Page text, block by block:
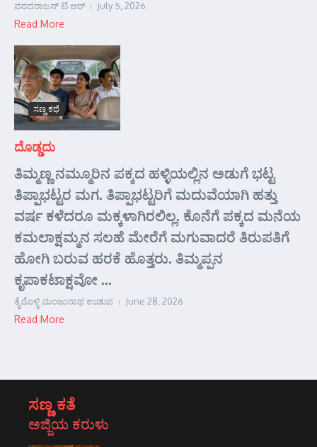
ವರದರಾಜನ್ ಟಿ ಆರ್ July 5, 2026
Read More
ಸಣ್ಣ ಕಥೆ
ದೊಡ್ಡದು
ತಿಮ್ಮಣ್ಣ ನಮ್ಮೂರಿನ ಪಕ್ಕದ ಹಳ್ಳಿಯಲ್ಲಿನ ಅಡುಗೆ ಭಟ್ಟ
ತಿಪ್ಪಾಭಟ್ಟರ ಮಗ. ತಿಪ್ಪಾಭಟ್ಟರಿಗೆ ಮದುವೆಯಾಗಿ ಹತ್ತು
ವರ್ಷ ಕಳೆದರೂ ಮಕ್ಕಳಾಗಿರಲಿಲ್ಲ. ಕೊನೆಗೆ ಪಕ್ಕದ ಮನೆಯ
ಕಮಲಾಕ್ಷಮ್ಮನ ಸಲಹೆ ಮೇರೆಗೆ ಮಗುವಾದರೆ ತಿರುಪತಿಗೆ
ಹೋಗಿ ಬರುವ ಹರಕೆ ಹೊತ್ತರು. ತಿಮ್ಮಪ್ಪನ
ಕೃಪಾಕಟಾಕ್ಷವೋ ...
ತೈರೊಳ್ಳಿ ಮಂಜುನಾಥ ಉಡುಪ June 28, 2026
Read More
ಸಣ್ಣ ಕತೆ
ಅಜ್ಜಿಯ ಕರುಳು